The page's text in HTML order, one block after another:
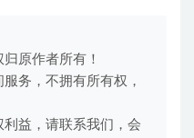
原作者所有！
务，不拥有所有权，
益，请联系我们，会